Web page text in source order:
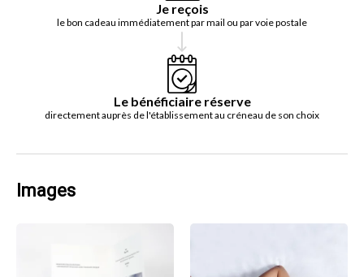
Je reçois
le bon cadeau immédiatement par mail ou par voie postale
Le bénéficiaire réserve
directement auprès de l'établissement au créneau de son choix
Images